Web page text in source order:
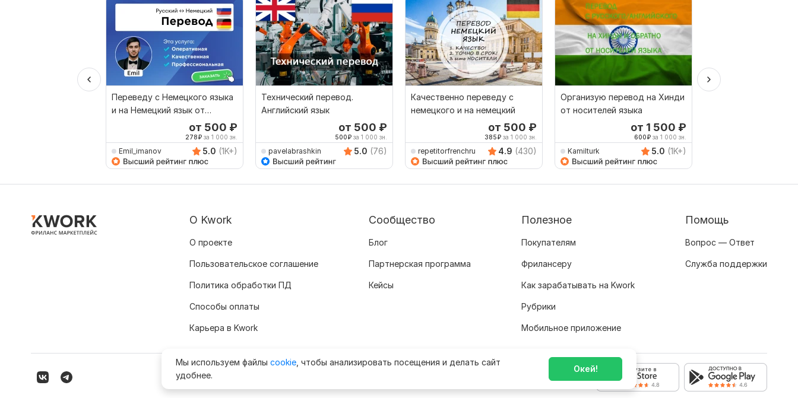
Переведу с Немецкого языка
и на Немецкий язык от
от 500 ₽
278₽ за 1 000 зн.
Emil_imanov 5.0 (1K+)
Технический перевод.
Английский язык
от 500 ₽
500₽ за 1 000 зн.
pavelabrashkin 5.0 (76)
Качественно переведу с
немецкого и на немецкий
от 500 ₽
385₽ за 1 000 зн.
repetitorfrenchru 4.9 (430)
Организую перевод на Хинди
от носителей языка
от 1 500 ₽
600₽ за 1 000 зн.
Kamilturk 5.0 (1K+)
Мы используем файлы cookie , чтобы анализировать посещения и делать сайт
удобнее.
Окей!
О Kwork
О проекте
Пользовательское соглашение
Политика обработки ПД
Способы оплаты
Карьера в Kwork
Сообщество
Блог
Партнерская программа
Кейсы
Полезное
Покупателям
Фрилансеру
Как зарабатывать на Kwork
Рубрики
Мобильное приложение
Помощь
Вопрос — Ответ
Служба поддержки